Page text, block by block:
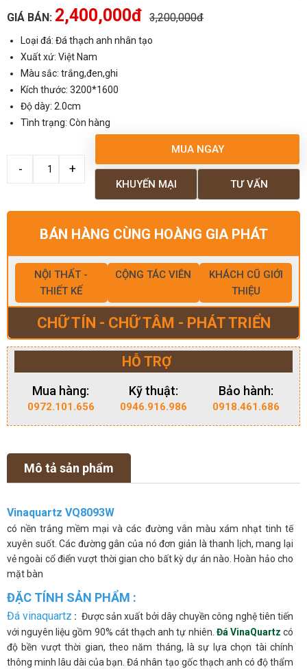
GIÁ BÁN: 2,400,000đ 3,200,000đ
Loại đá: Đá thạch anh nhân tạo
Xuất xứ: Việt Nam
Màu sắc: trắng,đen,ghi
Kích thước: 3200*1600
Độ dày: 2.0cm
Tình trạng: Còn hàng
MUA NGAY
TƯ VẤN
KHUYẾN MẠI
BÁN HÀNG CÙNG HOÀNG GIA PHÁT
NỘI THẤT -
THIẾT KẾ
CỘNG TÁC VIÊN
KHÁCH CŨ GIỚI
THIỆU
CHỮ TÍN - CHỮ TÂM - PHÁT TRIỂN
HỖ TRỢ
Mua hàng:
0972.101.656
Kỹ thuật:
0946.916.986
Bảo hành:
0918.461.686
Mô tả sản phẩm
Vinaquartz VQ8093W
có nền trắng mềm mại và các đường vân màu xám nhạt tinh tế
xuyên suốt. Các đường gân của nó đơn giản là thanh lịch, mang lại
vẻ ngoài cổ điển vượt thời gian cho bất kỳ dự án nào. Hoàn hảo cho
mặt bàn
ĐẶC TÍNH SẢN PHẨM :
Đá vinaquartz : Được sản xuất bởi dây chuyền công nghệ tiên tiến
với nguyên liệu gồm 90% cát thạch anh tự nhiên. Đá VinaQuartz có
độ bền vượt thời gian, theo năm tháng, là sự lựa chọn tài chính
thông minh lâu dài của bạn. Đá nhân tạo gốc thạch anh có độ thẩm